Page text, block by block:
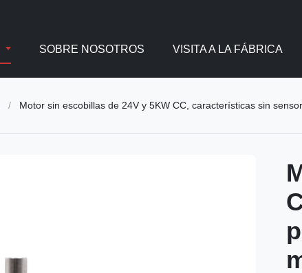
SOBRE NOSOTROS VISITA A LA FÁBRICA
/ Motor sin escobillas de 24V y 5KW CC, características sin